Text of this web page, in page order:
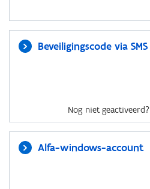
Beveiligingscode via SMS
Nog niet geactiveerd?
Alfa-windows-account